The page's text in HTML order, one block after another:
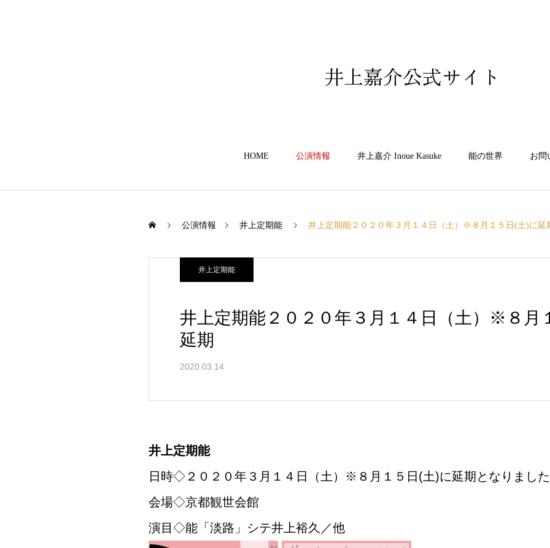
井上嘉介公式サイト
HOME 公演情報 井上嘉介 Inoue Kasuke 能の世界 お問
公演情報 井上定期能 井上定期能２０２０年３月１４日（土）※８月１５日(土)に延
井上定期能
井上定期能２０２０年３月１４日（土）※８月
延期
2020.03.14
井上定期能
日時◇２０２０年３月１４日（土）※８月１５日(土)に延期となりました
会場◇京都観世会館
演目◇能「淡路」シテ井上裕久／他